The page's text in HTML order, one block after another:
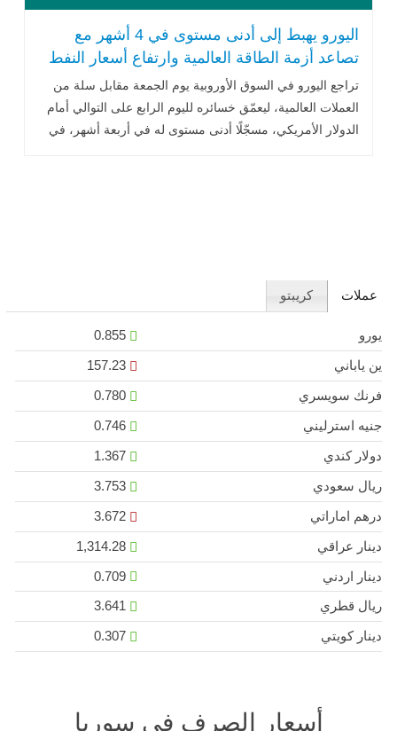
اليورو يهبط إلى أدنى مستوى في 4 أشهر مع
تصاعد أزمة الطاقة العالمية وارتفاع أسعار النفط
تراجع اليورو في السوق الأوروبية يوم الجمعة مقابل سلة من
العملات العالمية، ليعمّق خسائره لليوم الرابع على التوالي أمام
الدولار الأمريكي، مسجّلًا أدنى مستوى له في أربعة أشهر، في
عملات كريبتو
يورو
0.855
ين ياباني
157.23
فرنك سويسري
0.780
جنيه استرليني
0.746
دولار كندي
1.367
ريال سعودي
3.753
درهم اماراتي
3.672
دينار عراقي
1,314.28
دينار اردني
0.709
ريال قطري
3.641
دينار كويتي
0.307
أسعار الصرف في سوريا